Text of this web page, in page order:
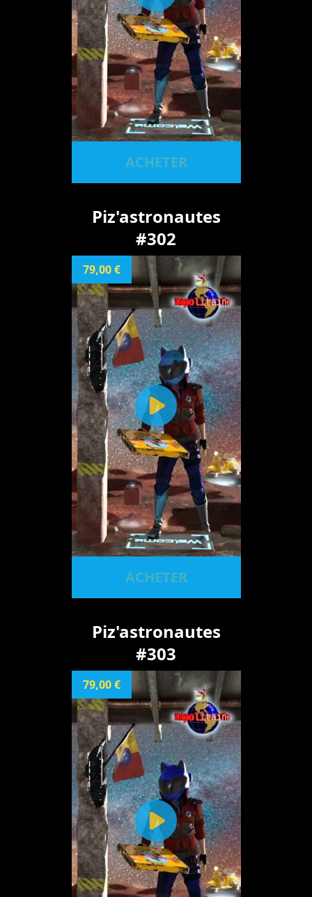
ACHETER
Piz'astronautes
#302
79,00 €
ACHETER
Piz'astronautes
#303
79,00 €